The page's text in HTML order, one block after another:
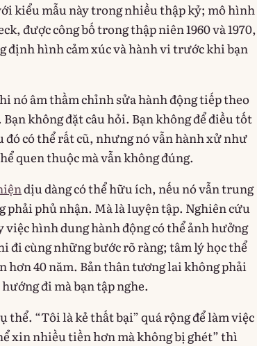
kiểu mẫu này trong nhiều thập kỷ; mô hình
được công bố trong thập niên 1960 và 1970,
định hình cảm xúc và hành vi trước khi bạn
nó âm thầm chỉnh sửa hành động tiếp theo
không đặt câu hỏi. Bạn không để điều tốt
đó có thể rất cũ, nhưng nó vẫn hành xử như
quen thuộc mà vẫn không đúng.
dịu dàng có thể hữu ích, nếu nó vẫn trung
phải phủ nhận. Mà là luyện tập. Nghiên cứu
hình dung hành động có thể ảnh hưởng
đi cùng những bước rõ ràng; tâm lý học thể
hơn 40 năm. Bản thân tương lai không phải
đi mà bạn tập nghe.
thể. “Tôi là kẻ thất bại” quá rộng để làm việc
xin nhiều tiền hơn mà không bị ghét” thì